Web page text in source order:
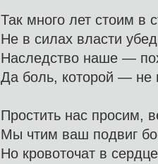
Так много лет стоим в
Не в силах власти
Наследство наше —
Да боль, которой — не
Простить нас просим,
Мы чтим ваш подвиг
Но кровоточат в